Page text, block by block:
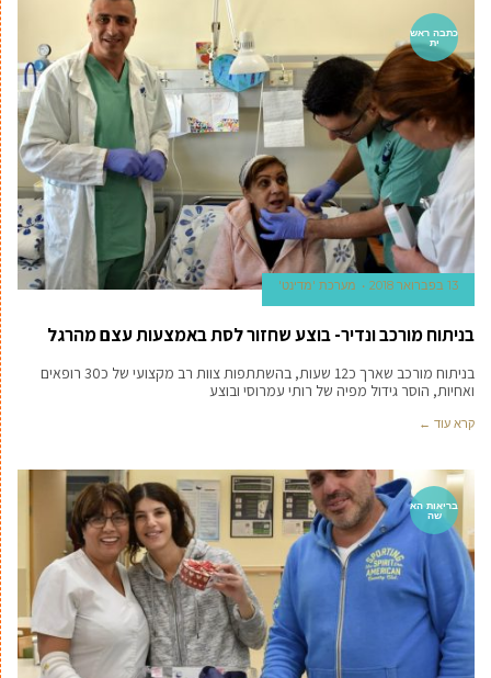
כתבה ראש
ית
13 בפברואר 2018 מערכת 'מדינט'
בניתוח מורכב ונדיר- בוצע שחזור לסת באמצעות עצם מהרגל
בניתוח מורכב שארך כ12 שעות, בהשתתפות צוות רב מקצועי של כ30 רופאים
ואחיות, הוסר גידול מפיה של רותי עמרוסי ובוצע
קרא עוד ←
בריאות הא
שה